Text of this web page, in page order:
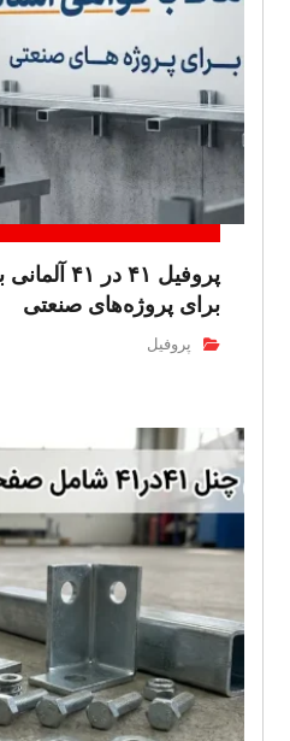
پروفیل ۴۱
برای پروژه‌های صنعتی
پروفیل